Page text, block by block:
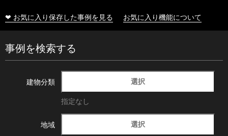
❤ お気に入り保存した事例を見る お気に入り機能について
事例を検索する
建物分類 選択
指定なし
地域 選択